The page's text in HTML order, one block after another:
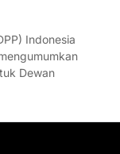
Indonesia
Dewan